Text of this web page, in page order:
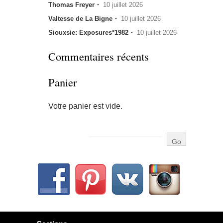
Thomas Freyer・ 10 juillet 2026
Valtesse de La Bigne・ 10 juillet 2026
Siouxsie: Exposures*1982・ 10 juillet 2026
Commentaires récents
Panier
Votre panier est vide.